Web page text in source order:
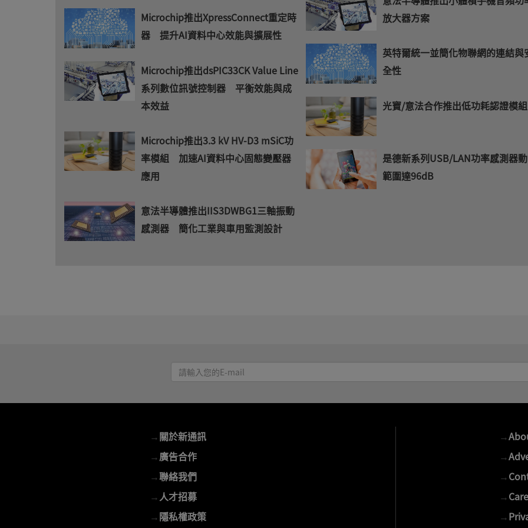
Microchip推出XpressConnect重定時
器 提升AI資料中心效能與擴展性
Microchip推出dsPIC33CK Value Line
系列數位訊號控制器 平衡效能與成
本效益
Microchip推出3.3 kV HV-D3 mSiC功
率模組 加速AI資料中心固態變壓器
應用
意法半導體推出IIS3DWBG1三軸振動
感測器 簡化工業與車用監測設計
放大器方案
英特爾統一並簡化物聯網的連結與
全性
光寶/意法合作推出低功耗認證模組
是德新系列USB/LAN功率感測器
範圍達96dB
請
輸
E-
mail
→關於新通訊
→廣告合作
→聯絡我們
→人才招募
→隱私權政策
→
→
→
→
→